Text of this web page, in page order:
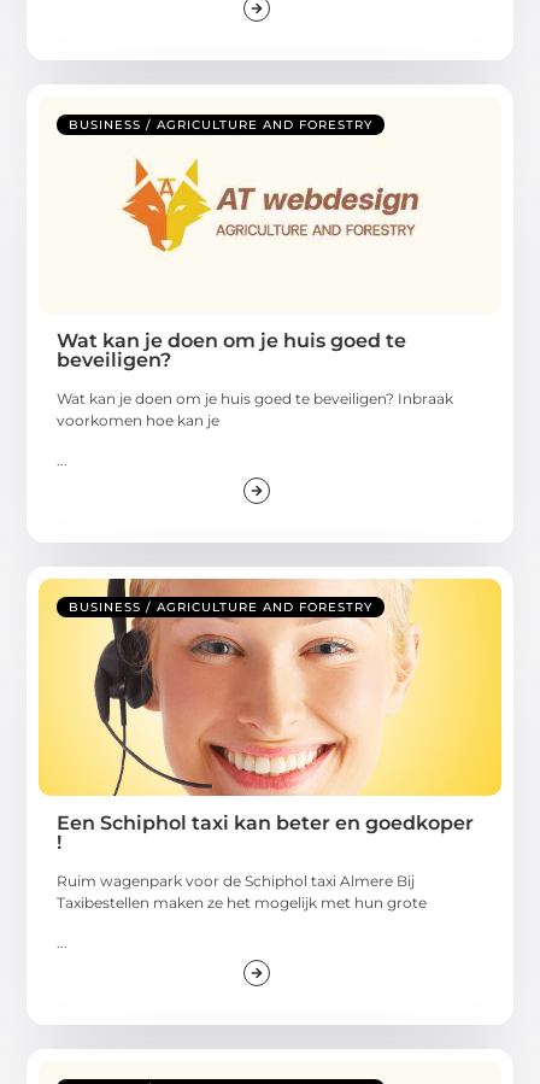
BUSINESS / AGRICULTURE AND FORESTRY
Wat kan je doen om je huis goed te
beveiligen?
Wat kan je doen om je huis goed te beveiligen? Inbraak
voorkomen hoe kan je
BUSINESS / AGRICULTURE AND FORESTRY
Een Schiphol taxi kan beter en goedkoper
!
Ruim wagenpark voor de Schiphol taxi Almere Bij
Taxibestellen maken ze het mogelijk met hun grote